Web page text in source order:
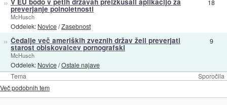
Tema Sporočila
preverjanje polnoletnosti
McHusch
Oddelek: Novice/Zasebnost
18
» Čedalje več ameriških zveznih držav želi preverjati
starost obiskovalcev pornografski
McHusch
Oddelek: Novice/Ostale najave
9
Več podobnih tem